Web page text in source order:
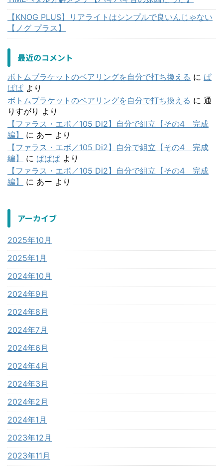
【KNOG PLUS】リアライトはシンプルで良いんじゃない
【ノグ プラス】
最近のコメント
ボトムブラケットのベアリングを自分で打ち換える に ぱ
ぱぱ より
ボトムブラケットのベアリングを自分で打ち換える に 通
りすがり より
【ファラス・エボ／105 Di2】自分で組立【その4 完成
編】
に あー より
【ファラス・エボ／105 Di2】自分で組立【その4 完成
編】
に ぱぱぱ より
【ファラス・エボ／105 Di2】自分で組立【その4 完成
編】
に あー より
アーカイブ
2025年10月
2025年1月
2024年10月
2024年9月
2024年8月
2024年7月
2024年6月
2024年4月
2024年3月
2024年2月
2024年1月
2023年12月
2023年11月